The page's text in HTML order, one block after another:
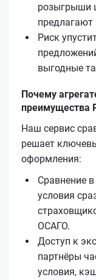
розыгрыши
предлагают
Риск
выгодные
Почему
преимущества
Наш сервис
решает
оформления:
Сравнение
условия
ОСАГО.
Доступ к
партнёры
условия,